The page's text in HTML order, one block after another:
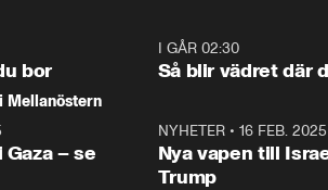
bor
I GÅR 02:30
Så blir vädret där
Mellanöstern
– se
NYHETER• 16 FEB. 2025
Nya vapen till
Trump